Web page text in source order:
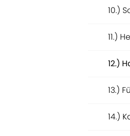
10.)
11.)
12.)
13.)
14.)